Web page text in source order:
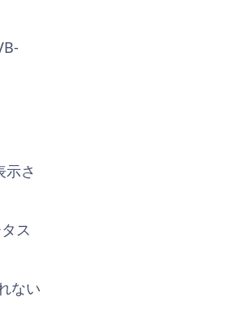
さ
ス
ない